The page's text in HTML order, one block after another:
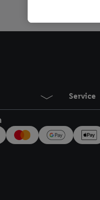
klant
Service
Als je hiervoor
eerder interesse
Lidl-diensten
mailadres en met
Door te klikken op
Door op "Akkoord"
inclusief over de
over de cookies die